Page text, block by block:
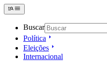
Buscar
Política
Eleições
Internacional